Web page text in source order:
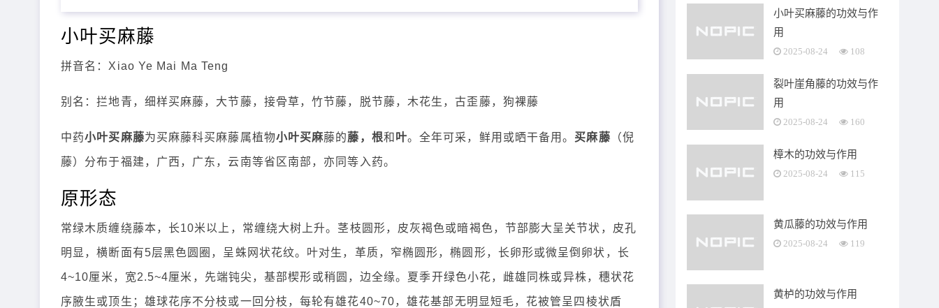
小叶买麻藤
拼音名：Xiao Ye Mai Ma Teng
别名：拦地青，细样买麻藤，大节藤，接骨草，竹节藤，脱节藤，木花生，古歪藤，狗裸藤
中药小叶买麻藤为买麻藤科买麻藤属植物小叶买麻藤的藤，根和 叶。全年可采，鲜用或晒干备用。 买麻藤（倪
藤）分布于福建，广西，广东，云南等省区南部，亦同等入药。
原形态
常绿木质缠绕藤本，长10米以上，常缠绕大树上升。茎枝圆形，皮灰褐色或暗褐色，节部膨大呈关节状，皮孔
明显，横断面有5层黑色圆圈，呈蛛网状花纹。叶对生，革质，窄椭圆形，椭圆形，长卵形或微呈倒卵状，长
4~10厘米，宽2.5~4厘米，先端钝尖，基部楔形或稍圆，边全缘。夏季开绿色小花，雌雄同株或异株，穗状花
序腋生或顶生；雄球花序不分枝或一回分枝，每轮有雄花40~70，雄花基部无明显短毛，花被管呈四棱状盾
小叶买麻藤的功效与作
用
2025-08-24 108
裂叶崖角藤的功效与作
用
2025-08-24 160
樟木的功效与作用
2025-08-24 115
黄瓜藤的功效与作用
2025-08-24 119
黄栌的功效与作用